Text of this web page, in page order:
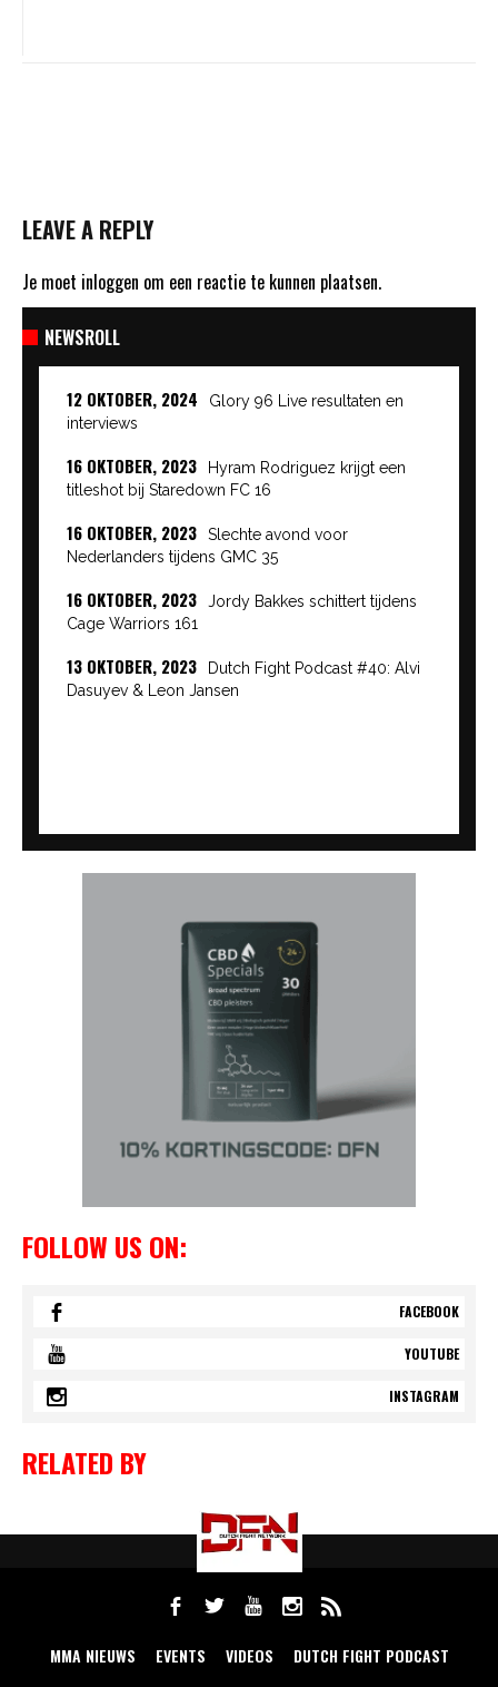
LEAVE A REPLY
Je moet inloggen om een reactie te kunnen plaatsen.
NEWSROLL
12 OKTOBER, 2024
Glory 96 Live resultaten en
interviews
16 OKTOBER, 2023
Hyram Rodriguez krijgt een
titleshot bij Staredown FC 16
16 OKTOBER, 2023
Slechte avond voor
Nederlanders tijdens GMC 35
16 OKTOBER, 2023
Jordy Bakkes schittert tijdens
Cage Warriors 161
13 OKTOBER, 2023
Dutch Fight Podcast #40: Alvi
Dasuyev & Leon Jansen
FOLLOW US ON:
FACEBOOK
YOUTUBE
INSTAGRAM
RELATED BY
MMA NIEUWS EVENTS VIDEOS
DUTCH FIGHT PODCAST